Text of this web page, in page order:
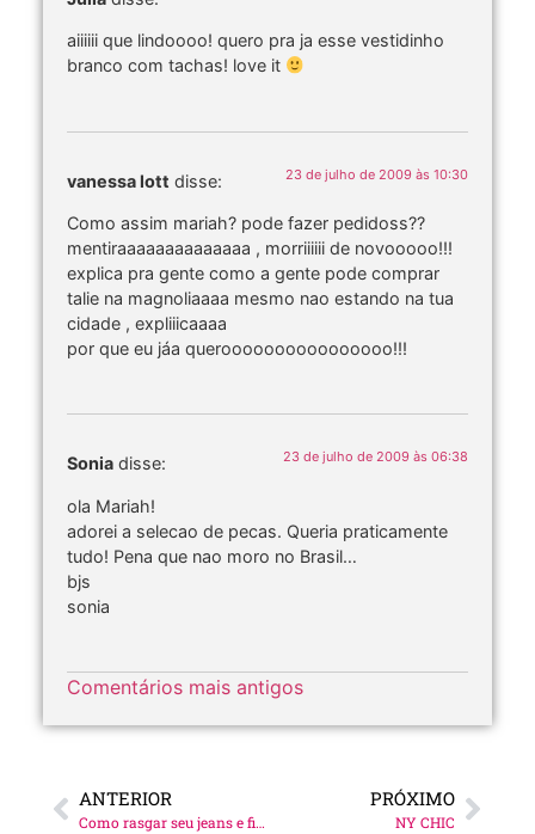
aiiiiii que lindoooo! quero pra ja esse vestidinho
branco com tachas! love it
vanessa lott disse: 23 de julho de 2009 às 10:30
Como assim mariah? pode fazer pedidoss??
mentiraaaaaaaaaaaaaa , morriiiiii de novooooo!!!
explica pra gente como a gente pode comprar
talie na magnoliaaaa mesmo nao estando na tua
cidade , expliiicaaaa
por que eu jáa queroooooooooooooooo!!!
Sonia disse: 23 de julho de 2009 às 06:38
ola Mariah!
adorei a selecao de pecas. Queria praticamente
tudo! Pena que nao moro no Brasil…
bjs
sonia
Comentários mais antigos
ANTERIOR
Como rasgar seu jeans e ficar trendy
PRÓXIMO
NY CHIC